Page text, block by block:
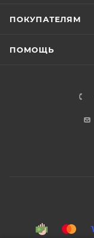
ПОКУПАТЕЛЯМ
ПОМОЩЬ